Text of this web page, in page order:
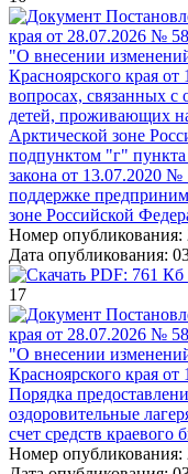
края от 28.07.2026 №
"О внесении
Красноярского края
вопросах, связанных с
детей, проживающих
Арктической зоне
подпунктом "г" пункта
закона от 13.07.2020
поддержке
зоне Российской
Номер опубликования:
Дата опубликования:
PDF: 761 Кб
17
края от 28.07.2026 №
"О внесении
Красноярского края
Порядка
оздоровительные
счет средств краевого
Номер опубликования: